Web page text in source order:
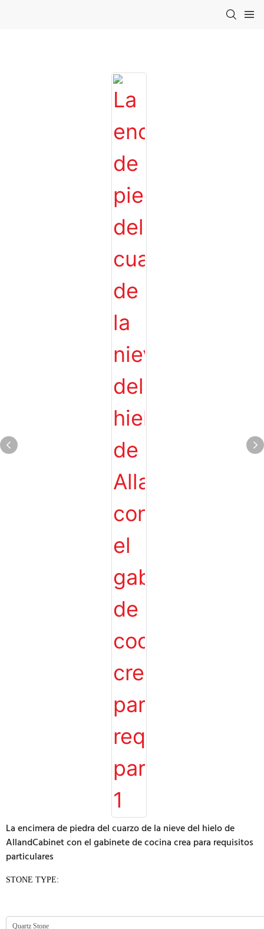
La encimera de piedra del cuarzo de la nieve del hielo de
AllandCabinet con el gabinete de cocina crea para requisitos
particulares
STONE TYPE: